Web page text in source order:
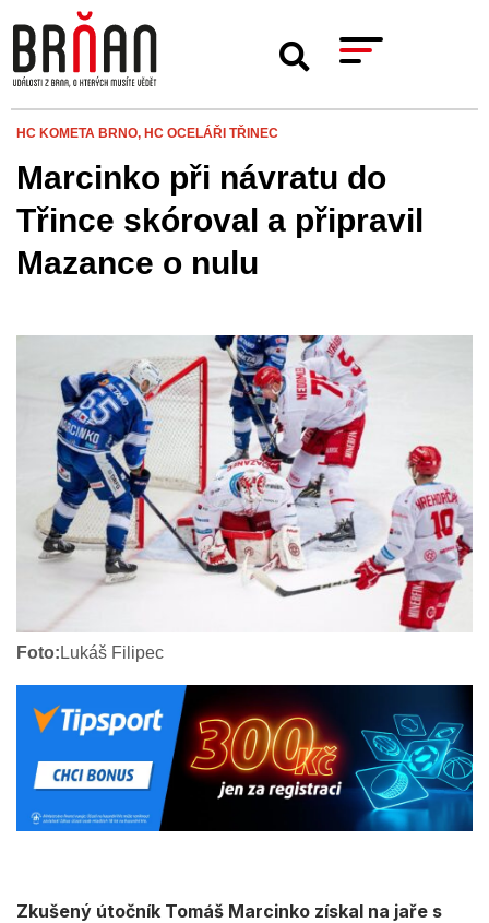
HC KOMETA BRNO, HC OCELÁŘI TŘINEC
Marcinko při návratu do
Třince skóroval a připravil
Mazance o nulu
Foto: Lukáš Filipec
Zkušený útočník Tomáš Marcinko získal na jaře s